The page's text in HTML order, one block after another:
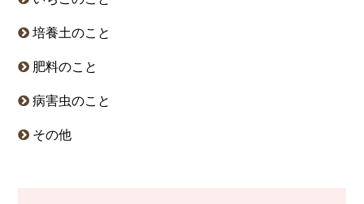
培養土のこと
肥料のこと
病害虫のこと
その他